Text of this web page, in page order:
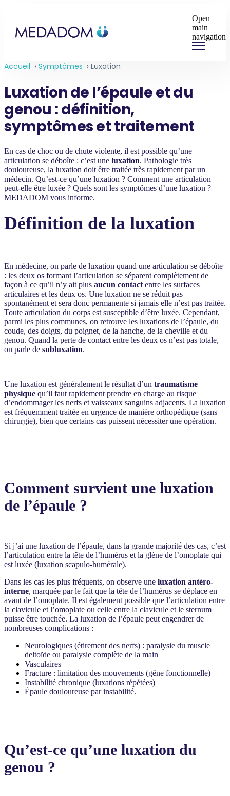
Open
main
navigation
Accueil › Symptômes › Luxation
Luxation de l’épaule et du
genou : définition,
symptômes et traitement
En cas de choc ou de chute violente, il est possible qu’une
articulation se déboîte : c’est une luxation. Pathologie très
douloureuse, la luxation doit être traitée très rapidement par un
médecin. Qu’est-ce qu’une luxation ? Comment une articulation
peut-elle être luxée ? Quels sont les symptômes d’une luxation ?
MEDADOM vous informe.
Définition de la luxation
En médecine, on parle de luxation quand une articulation se déboîte
: les deux os formant l’articulation se séparent complètement de
façon à ce qu’il n’y ait plus aucun contact entre les surfaces
articulaires et les deux os. Une luxation ne se réduit pas
spontanément et sera donc permanente si jamais elle n’est pas traitée.
Toute articulation du corps est susceptible d’être luxée. Cependant,
parmi les plus communes, on retrouve les luxations de l’épaule, du
coude, des doigts, du poignet, de la hanche, de la cheville et du
genou. Quand la perte de contact entre les deux os n’est pas totale,
on parle de subluxation.
Une luxation est généralement le résultat d’un traumatisme
physique qu’il faut rapidement prendre en charge au risque
d’endommager les nerfs et vaisseaux sanguins adjacents. La luxation
est fréquemment traitée en urgence de manière orthopédique (sans
chirurgie), bien que certains cas puissent nécessiter une opération.
Comment survient une luxation
de l’épaule ?
Si j’ai une luxation de l’épaule, dans la grande majorité des cas, c’est
l’articulation entre la tête de l’humérus et la glène de l’omoplate qui
est luxée (luxation scapulo-humérale).
Dans les cas les plus fréquents, on observe une luxation antéro-
interne, marquée par le fait que la tête de l’humérus se déplace en
avant de l’omoplate. Il est également possible que l’articulation entre
la clavicule et l’omoplate ou celle entre la clavicule et le sternum
puisse être touchée. La luxation de l’épaule peut engendrer de
nombreuses complications :
Neurologiques (étirement des nerfs) : paralysie du muscle
deltoïde ou paralysie complète de la main
Vasculaires
Fracture : limitation des mouvements (gêne fonctionnelle)
Instabilité chronique (luxations répétées)
Épaule douloureuse par instabilité.
Qu’est-ce qu’une luxation du
genou ?